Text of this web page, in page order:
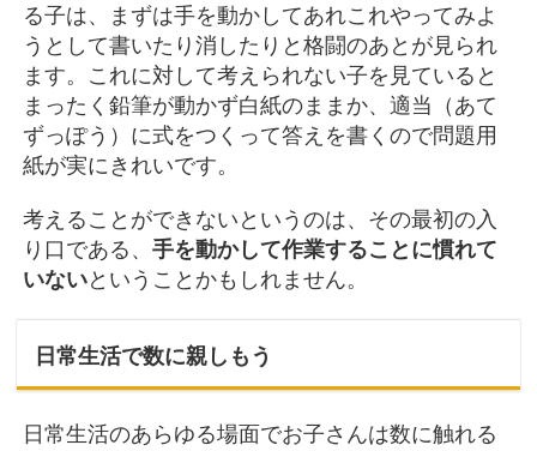
る子は、まずは手を動かしてあれこれやってみよ
うとして書いたり消したりと格闘のあとが見られ
ます。これに対して考えられない子を見ていると
まったく鉛筆が動かず白紙のままか、適当（あて
ずっぽう）に式をつくって答えを書くので問題用
紙が実にきれいです。
考えることができないというのは、その最初の入
り口である、手を動かして作業することに慣れて
いないということかもしれません。
日常生活で数に親しもう
日常生活のあらゆる場面でお子さんは数に触れる